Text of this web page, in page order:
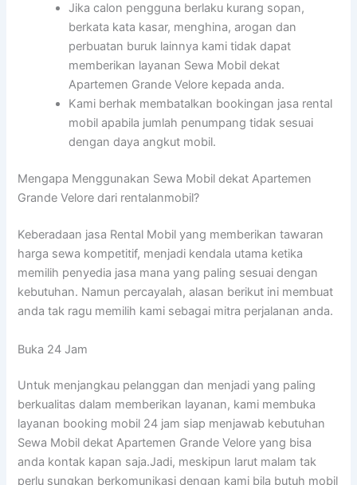
Jika calon pengguna berlaku kurang sopan,
berkata kata kasar, menghina, arogan dan
perbuatan buruk lainnya kami tidak dapat
memberikan layanan Sewa Mobil dekat
Apartemen Grande Velore kepada anda.
Kami berhak membatalkan bookingan jasa rental
mobil apabila jumlah penumpang tidak sesuai
dengan daya angkut mobil.
Mengapa Menggunakan Sewa Mobil dekat Apartemen
Grande Velore dari rentalanmobil?
Keberadaan jasa Rental Mobil yang memberikan tawaran
harga sewa kompetitif, menjadi kendala utama ketika
memilih penyedia jasa mana yang paling sesuai dengan
kebutuhan. Namun percayalah, alasan berikut ini membuat
anda tak ragu memilih kami sebagai mitra perjalanan anda.
Buka 24 Jam
Untuk menjangkau pelanggan dan menjadi yang paling
berkualitas dalam memberikan layanan, kami membuka
layanan booking mobil 24 jam siap menjawab kebutuhan
Sewa Mobil dekat Apartemen Grande Velore yang bisa
anda kontak kapan saja.Jadi, meskipun larut malam tak
perlu sungkan berkomunikasi dengan kami bila butuh mobil